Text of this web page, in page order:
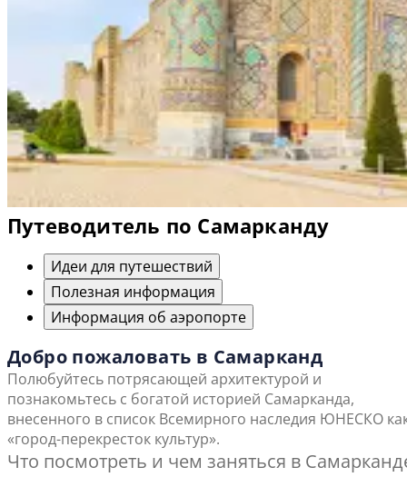
Путеводитель по Самарканду
Идеи для путешествий
Полезная информация
Информация об аэропорте
Добро пожаловать в Самарканд
Полюбуйтесь потрясающей архитектурой и
познакомьтесь с богатой историей Самарканда,
внесенного в список Всемирного наследия ЮНЕСКО
«город-перекресток культур».
Что посмотреть и чем заняться в